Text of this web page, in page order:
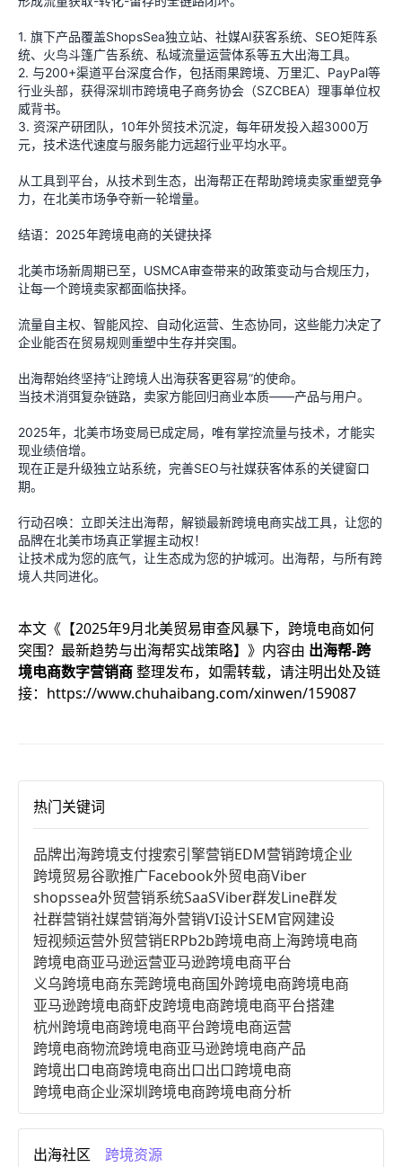
1. 旗下产品覆盖ShopsSea独立站、社媒AI获客系统、SEO矩阵系
统、火鸟斗篷广告系统、私域流量运营体系等五大出海工具。
2. 与200+渠道平台深度合作，包括雨果跨境、万里汇、PayPal等
行业头部，获得深圳市跨境电子商务协会（SZCBEA）理事单位权
威背书。
3. 资深产研团队，10年外贸技术沉淀，每年研发投入超3000万
元，技术迭代速度与服务能力远超行业平均水平。
从工具到平台，从技术到生态，出海帮正在帮助跨境卖家重塑竞争
力，在北美市场争夺新一轮增量。
结语：2025年跨境电商的关键抉择
北美市场新周期已至，USMCA审查带来的政策变动与合规压力，
让每一个跨境卖家都面临抉择。
流量自主权、智能风控、自动化运营、生态协同，这些能力决定了
企业能否在贸易规则重塑中生存并突围。
出海帮始终坚持“让跨境人出海获客更容易”的使命。
当技术消弭复杂链路，卖家方能回归商业本质——产品与用户。
2025年，北美市场变局已成定局，唯有掌控流量与技术，才能实
现业绩倍增。
现在正是升级独立站系统，完善SEO与社媒获客体系的关键窗口
期。
行动召唤：立即关注出海帮，解锁最新跨境电商实战工具，让您的
品牌在北美市场真正掌握主动权！
让技术成为您的底气，让生态成为您的护城河。出海帮，与所有跨
境人共同进化。
本文《 【2025年9月北美贸易审查风暴下，跨境电商如何
突围？最新趋势与出海帮实战策略】 》内容由 出海帮-跨
境电商数字营销商整理发布，如需转载，请注明出处及链
接： https://www.chuhaibang.com/xinwen/159087
热门关键词
品牌出海跨境支付搜索引擎营销EDM营销跨境企业
跨境贸易谷歌推广Facebook外贸电商Viber
shopssea外贸营销系统SaaSViber群发Line群发
社群营销社媒营销海外营销VI设计SEM官网建设
短视频运营外贸营销ERPb2b跨境电商上海跨境电商
跨境电商亚马逊运营亚马逊跨境电商平台
义乌跨境电商东莞跨境电商国外跨境电商跨境电商
亚马逊跨境电商虾皮跨境电商跨境电商平台搭建
杭州跨境电商跨境电商平台跨境电商运营
跨境电商物流跨境电商亚马逊跨境电商产品
跨境出口电商跨境电商出口出口跨境电商
跨境电商企业深圳跨境电商跨境电商分析
进口跨境电商跨境电商服务广州跨境电商
跨境电商市场跨境电商创业跨境电商注册
跨境电商开店跨境电商营销
出海社区 跨境资源